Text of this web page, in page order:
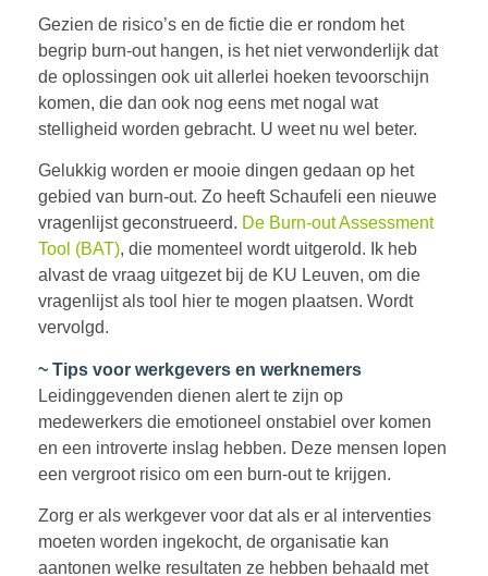
Gezien de risico’s en de fictie die er rondom het
begrip burn-out hangen, is het niet verwonderlijk dat
de oplossingen ook uit allerlei hoeken tevoorschijn
komen, die dan ook nog eens met nogal wat
stelligheid worden gebracht. U weet nu wel beter.
Gelukkig worden er mooie dingen gedaan op het
gebied van burn-out. Zo heeft Schaufeli een nieuwe
vragenlijst geconstrueerd. De Burn-out Assessment
Tool (BAT), die momenteel wordt uitgerold. Ik heb
alvast de vraag uitgezet bij de KU Leuven, om die
vragenlijst als tool hier te mogen plaatsen. Wordt
vervolgd.
~ Tips voor werkgevers en werknemers
Leidinggevenden dienen alert te zijn op
medewerkers die emotioneel onstabiel over komen
en een introverte inslag hebben. Deze mensen lopen
een vergroot risico om een burn-out te krijgen.
Zorg er als werkgever voor dat als er al interventies
moeten worden ingekocht, de organisatie kan
aantonen welke resultaten ze hebben behaald met